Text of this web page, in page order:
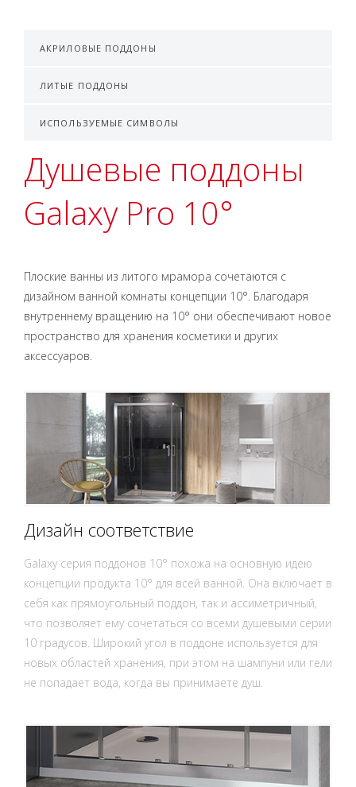
АКРИЛОВЫЕ ПОДДОНЫ
ЛИТЫЕ ПОДДОНЫ
ИСПОЛЬЗУЕМЫЕ СИМВОЛЫ
Душевые поддоны
Galaxy Pro 10°
Плоские ванны из литого мрамора сочетаются с
дизайном ванной комнаты концепции 10°. Благодаря
внутреннему вращению на 10° они обеспечивают новое
пространство для хранения косметики и других
аксессуаров.
Дизайн соответствие
Galaxy серия поддонов 10° похожа на основную идею
концепции продукта 10° для всей ванной. Она включает в
себя как прямоугольный поддон, так и ассиметричный,
что позволяет ему сочетаться со всеми душевыми серии
10 градусов. Широкий угол в поддоне используется для
новых областей хранения, при этом на шампуни или гели
не попадает вода, когда вы принимаете душ.